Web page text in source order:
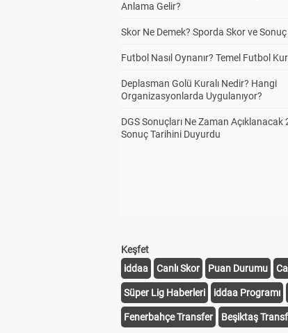
Anlama Gelir?
Skor Ne Demek? Sporda Skor ve
Futbol Nasıl Oynanır? Temel Futbol
Deplasman Golü Kuralı Nedir? Hangi
Organizasyonlarda Uygulanıyor?
DGS Sonuçları Ne Zaman Açıklanacak
Sonuç Tarihini Duyurdu
Keşfet
iddaa
Canlı Skor Puan Durumu
Süper Lig Haberleri iddaa Programı
Fenerbahçe Transfer Beşiktaş